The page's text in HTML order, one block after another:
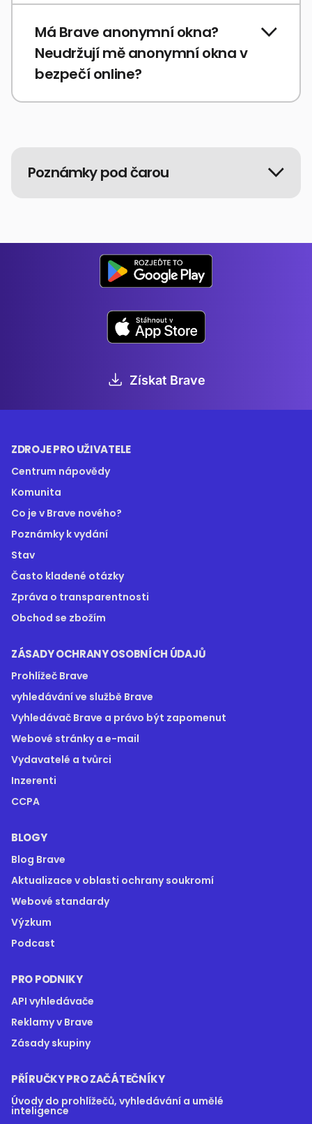
Má Brave anonymní okna?
Neudržují mě anonymní okna v
bezpečí online?
Poznámky pod čarou
Získat Brave
ZDROJE PRO UŽIVATELE
Centrum nápovědy
Komunita
Co je v Brave nového?
Poznámky k vydání
Stav
Často kladené otázky
Zpráva o transparentnosti
Obchod se zbožím
ZÁSADY OCHRANY OSOBNÍCH ÚDAJŮ
Prohlížeč Brave
vyhledávání ve službě Brave
Vyhledávač Brave a právo být zapomenut
Webové stránky a e-mail
Vydavatelé a tvůrci
Inzerenti
CCPA
BLOGY
Blog Brave
Aktualizace v oblasti ochrany soukromí
Webové standardy
Výzkum
Podcast
PRO PODNIKY
API vyhledávače
Reklamy v Brave
Zásady skupiny
PŘÍRUČKY PRO ZAČÁTEČNÍKY
Úvody do prohlížečů, vyhledávání a umělé
inteligence